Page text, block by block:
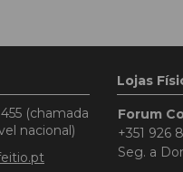
(chamada
nacional)
Lojas
Forum
+351 926
Seg. a